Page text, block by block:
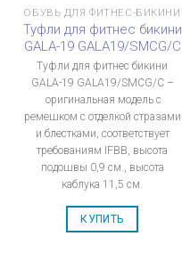
ОБУВЬ ДЛЯ ФИТНЕС-БИКИНИ
Туфли для фитнес бикини
GALA-19 GALA19/SMCG/C
Туфли для фитнес бикини
GALA-19 GALA19/SMCG/C –
оригинальная модель с
ремешком с отделкой стразами
и блестками, соответствует
требованиям IFBB, высота
подошвы 0,9 см., высота
каблука 11,5 см.
КУПИТЬ